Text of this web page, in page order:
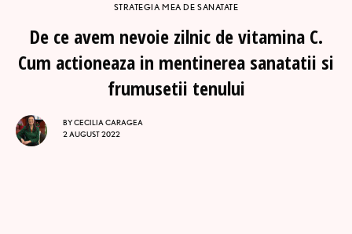
STRATEGIA MEA DE SANATATE
De ce avem nevoie zilnic de vitamina C.
Cum actioneaza in mentinerea sanatatii si
frumusetii tenului
BYCECILIA CARAGEA
2 AUGUST 2022